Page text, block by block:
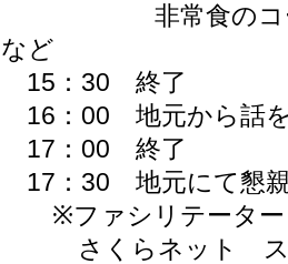
非常食のコーナ
など
15：30 終了
16：00 地元から話
17：00 終了
17：30 地元にて懇親
※ファシリテーター
さくらネット ス